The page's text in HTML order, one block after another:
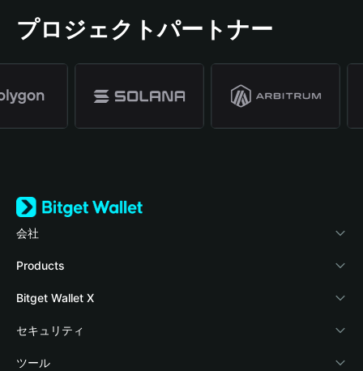
プロジェクトパートナー
会社
Bitget Walletについて
ブログ
アカデミー
暗号資産ニュース
Products
Crypto Card
Stablecoin Earn
Payfi Crypto
Bitget Wallet X
デベロッパー
ウォレットを接続
セキュリティ
保護基金
ツール